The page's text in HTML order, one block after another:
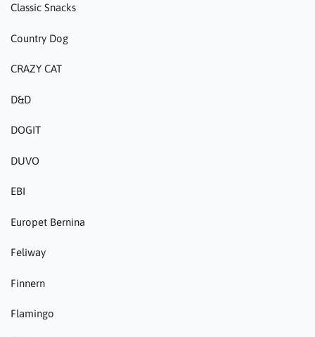
Classic Snacks
Country Dog
CRAZY CAT
D&D
DOGIT
DUVO
EBI
Europet Bernina
Feliway
Finnern
Flamingo